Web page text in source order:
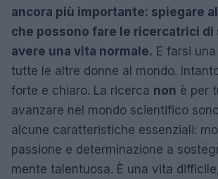
ancora più importante: spiegare
che possono fare le ricercatrici di
avere una vita normale. E farsi
tutte le altre donne al mondo.
forte e chiaro. La ricerca non è per
avanzare nel mondo scientifico
alcune caratteristiche essenziali:
passione e determinazione a
mente talentuosa. È una vita